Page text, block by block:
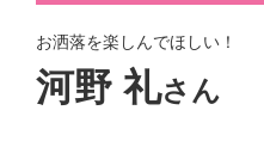
お洒落を楽しんでほしい！
河野 礼さん